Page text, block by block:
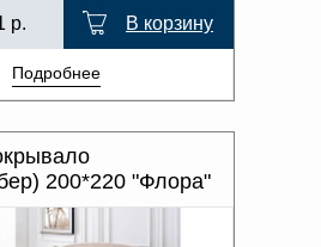
р. В корзину
Подробнее
200*220 "Флора"